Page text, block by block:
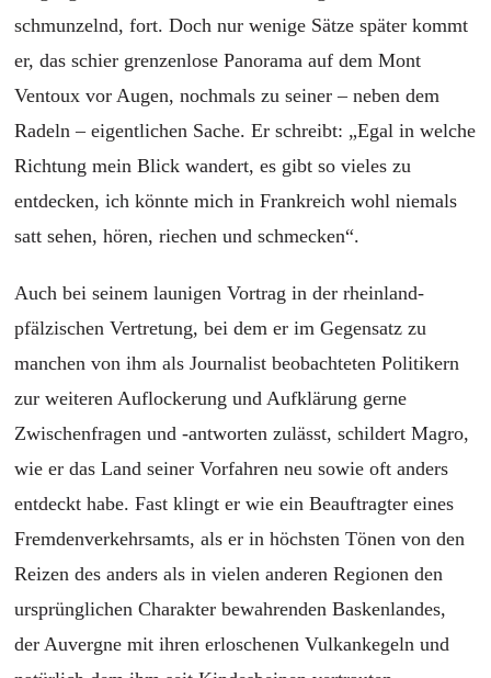
schmunzelnd, fort. Doch nur wenige Sätze später kommt
er, das schier grenzenlose Panorama auf dem Mont
Ventoux vor Augen, nochmals zu seiner – neben dem
Radeln – eigentlichen Sache. Er schreibt: „Egal in welche
Richtung mein Blick wandert, es gibt so vieles zu
entdecken, ich könnte mich in Frankreich wohl niemals
satt sehen, hören, riechen und schmecken“.
Auch bei seinem launigen Vortrag in der rheinland-
pfälzischen Vertretung, bei dem er im Gegensatz zu
manchen von ihm als Journalist beobachteten Politikern
zur weiteren Auflockerung und Aufklärung gerne
Zwischenfragen und -antworten zulässt, schildert Magro,
wie er das Land seiner Vorfahren neu sowie oft anders
entdeckt habe. Fast klingt er wie ein Beauftragter eines
Fremdenverkehrsamts, als er in höchsten Tönen von den
Reizen des anders als in vielen anderen Regionen den
ursprünglichen Charakter bewahrenden Baskenlandes,
der Auvergne mit ihren erloschenen Vulkankegeln und